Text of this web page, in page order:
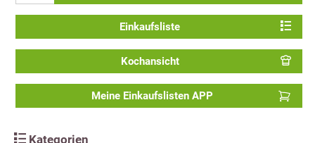
Einkaufsliste
Kochansicht
Meine Einkaufslisten APP
Kategorien